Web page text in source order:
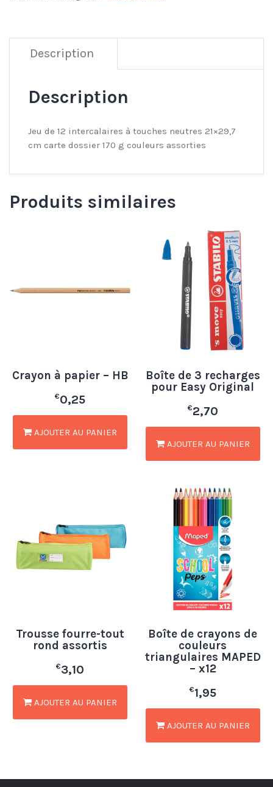
Description
Description
Jeu de 12 intercalaires à touches neutres 21×29,7
cm carte dossier 170 g couleurs assorties
Produits similaires
Crayon à papier – HB
€0,25
AJOUTER AU PANIER
Boîte de 3 recharges
pour Easy Original
€2,70
AJOUTER AU PANIER
Trousse fourre-tout
rond assortis
€3,10
AJOUTER AU PANIER
Boîte de crayons de
couleurs
triangulaires MAPED
– x12
€1,95
AJOUTER AU PANIER